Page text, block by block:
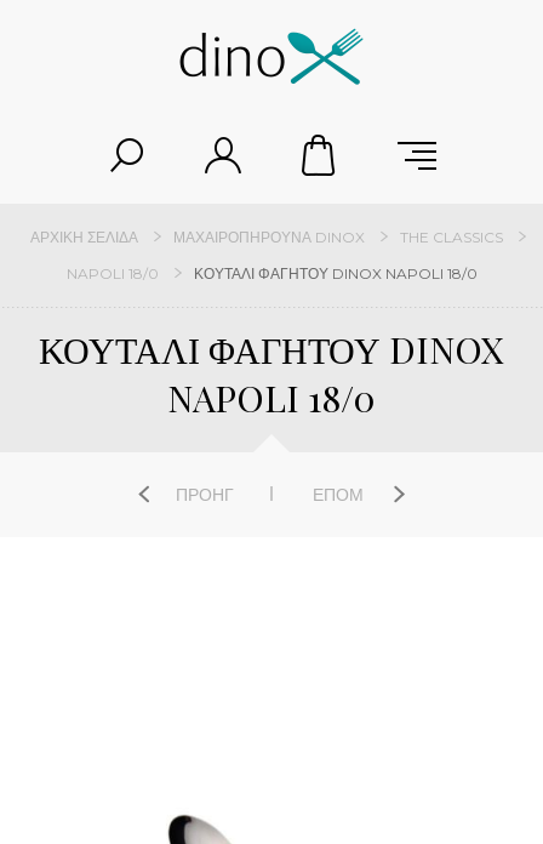
ΑΡΧΙΚΉ ΣΕΛΊΔΑ ΜΑΧΑΙΡΟΠΉΡΟΥΝΑ DINOX
THE CLASSICS
NAPOLI 18/0
ΚΟΥΤΑΛΙ ΦΑΓΗΤΟΥ DINOX NAPOLI 18/0
ΚΟΥΤΑΛΙ ΦΑΓΗΤΟΥ DINOX
NAPOLI 18/0
ΠΡΟΗΓ ΕΠΌΜ